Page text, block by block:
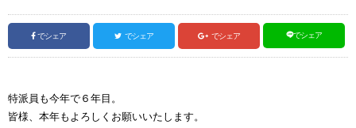
でシェア でシェア でシェア でシェア
特派員も今年で６年目。
皆様、本年もよろしくお願いいたします。